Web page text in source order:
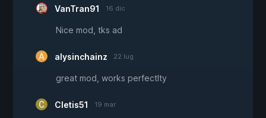
VanTran91 16 dic
Nice mod, tks ad
alysinchainz 22 lug
great mod, works perfectlty
Cletis51 19 mar